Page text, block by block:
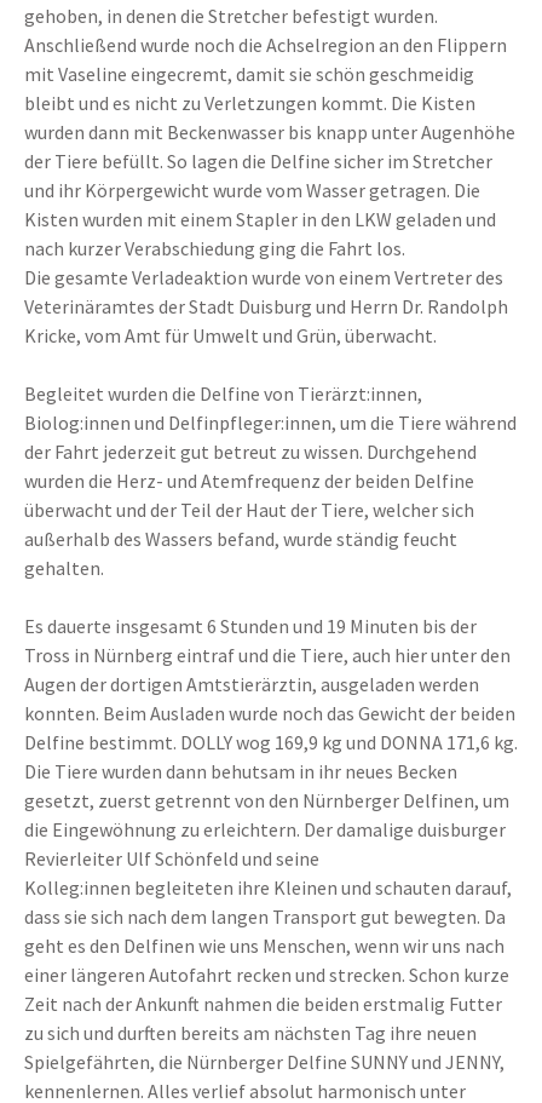
gehoben, in denen die Stretcher befestigt wurden.
Anschließend wurde noch die Achselregion an den Flippern
mit Vaseline eingecremt, damit sie schön geschmeidig
bleibt und es nicht zu Verletzungen kommt. Die Kisten
wurden dann mit Beckenwasser bis knapp unter Augenhöhe
der Tiere befüllt. So lagen die Delfine sicher im Stretcher
und ihr Körpergewicht wurde vom Wasser getragen. Die
Kisten wurden mit einem Stapler in den LKW geladen und
nach kurzer Verabschiedung ging die Fahrt los.
Die gesamte Verladeaktion wurde von einem Vertreter des
Veterinäramtes der Stadt Duisburg und Herrn Dr. Randolph
Kricke, vom Amt für Umwelt und Grün, überwacht.
Begleitet wurden die Delfine von Tierärzt:innen,
Biolog:innen und Delfinpfleger:innen, um die Tiere während
der Fahrt jederzeit gut betreut zu wissen. Durchgehend
wurden die Herz- und Atemfrequenz der beiden Delfine
überwacht und der Teil der Haut der Tiere, welcher sich
außerhalb des Wassers befand, wurde ständig feucht
gehalten.
Es dauerte insgesamt 6 Stunden und 19 Minuten bis der
Tross in Nürnberg eintraf und die Tiere, auch hier unter den
Augen der dortigen Amtstierärztin, ausgeladen werden
konnten. Beim Ausladen wurde noch das Gewicht der beiden
Delfine bestimmt. DOLLY wog 169,9 kg und DONNA 171,6 kg.
Die Tiere wurden dann behutsam in ihr neues Becken
gesetzt, zuerst getrennt von den Nürnberger Delfinen, um
die Eingewöhnung zu erleichtern. Der damalige duisburger
Revierleiter Ulf Schönfeld und seine
Kolleg:innen begleiteten ihre Kleinen und schauten darauf,
dass sie sich nach dem langen Transport gut bewegten. Da
geht es den Delfinen wie uns Menschen, wenn wir uns nach
einer längeren Autofahrt recken und strecken. Schon kurze
Zeit nach der Ankunft nahmen die beiden erstmalig Futter
zu sich und durften bereits am nächsten Tag ihre neuen
Spielgefährten, die Nürnberger Delfine SUNNY und JENNY,
kennenlernen. Alles verlief absolut harmonisch unter